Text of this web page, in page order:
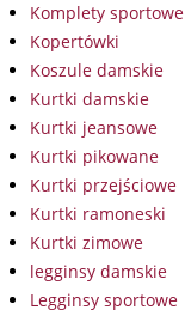
Komplety sportowe
Kopertówki
Koszule damskie
Kurtki damskie
Kurtki jeansowe
Kurtki pikowane
Kurtki przejściowe
Kurtki ramoneski
Kurtki zimowe
legginsy damskie
Legginsy sportowe